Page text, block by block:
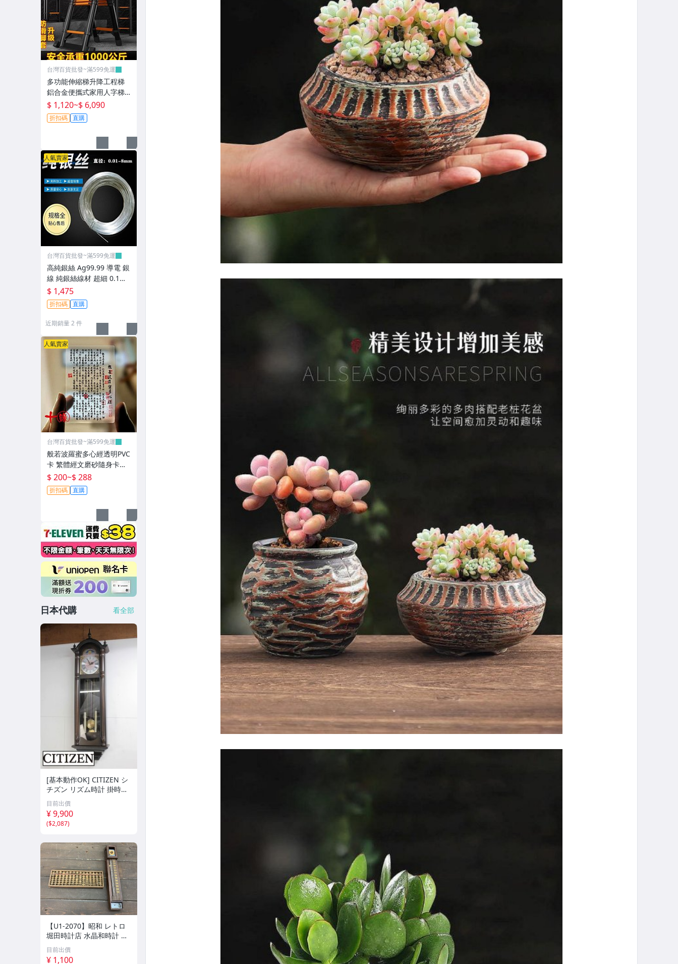
台灣百貨批發~滿599免運
多功能伸縮梯升降工程梯
鋁合金便攜式家用人字梯
直梯不銹鋼折疊梯~T0730
$ 1,120~$ 6,090
折扣碼 直購
人氣賣家
台灣百貨批發~滿599免運
高純銀絲 Ag99.99 導電 銀
線 純銀絲線材 超細 0.1m
m 實驗科研
$ 1,475
折扣碼 直購
近期銷量 2 件
人氣賣家
台灣百貨批發~滿599免運
般若波羅蜜多心經透明PVC
卡 繁體經文磨砂隨身卡片~
T0721
$ 200~$ 288
折扣碼 直購
日本代購 看全部
[基本動作OK] CITIZEN シ
チズン リズム時計 掛時計
柱時計 置時計 電池式 ビン
テージ アンティーク レト
ロ
目前出價
¥ 9,900
($2,087)
【U1-2070】昭和 レトロ
堀田時計店 水晶和時計 尺
時計 掛け 木製 そろばん
アンティーク 雑貨まとめ
目前出價
¥ 1,100